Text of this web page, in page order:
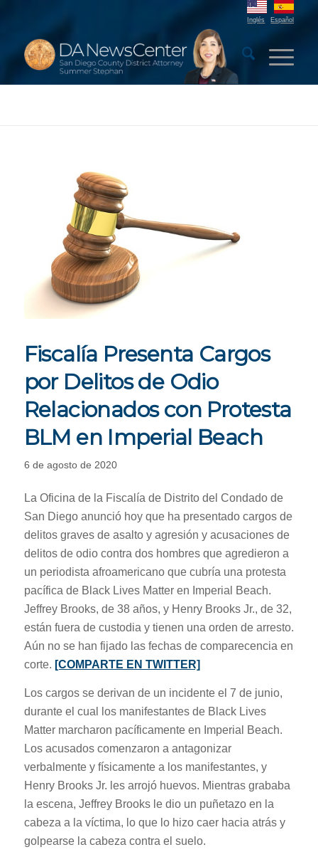
Inglés Español
Fiscalía Presenta Cargos
por Delitos de Odio
Relacionados con Protesta
BLM en Imperial Beach
6 de agosto de 2020
La Oficina de la Fiscalía de Distrito del Condado de
San Diego anunció hoy que ha presentado cargos de
delitos graves de asalto y agresión y acusaciones de
delitos de odio contra dos hombres que agredieron a
un periodista afroamericano que cubría una protesta
pacífica de Black Lives Matter en Imperial Beach.
Jeffrey Brooks, de 38 años, y Henry Brooks Jr., de 32,
están fuera de custodia y tienen una orden de arresto.
Aún no se han fijado las fechas de comparecencia en
corte. [COMPARTE EN TWITTER]
Los cargos se derivan de un incidente el 7 de junio,
durante el cual los manifestantes de Black Lives
Matter marcharon pacíficamente en Imperial Beach.
Los acusados ​​comenzaron a antagonizar
verbalmente y físicamente a los manifestantes, y
Henry Brooks Jr. les arrojó huevos. Mientras grababa
la escena, Jeffrey Brooks le dio un puñetazo en la
cabeza a la víctima, lo que lo hizo caer hacia atrás y
golpearse la cabeza contra el suelo.